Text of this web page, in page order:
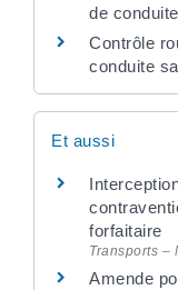
de
Contrôle
conduite
Et aussi
forfaitaire
Transports –
Amende